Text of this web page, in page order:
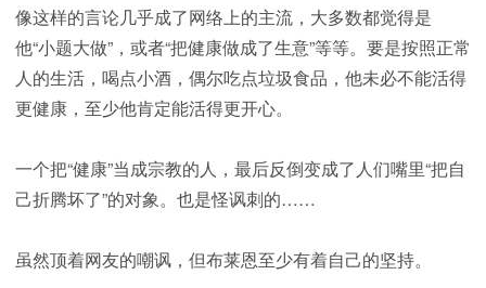
像这样的言论几乎成了网络上的主流，大多数都觉得是
他“小题大做”，或者“把健康做成了生意”等等。要是按照正常
人的生活，喝点小酒，偶尔吃点垃圾食品，他未必不能活得
更健康，至少他肯定能活得更开心。
一个把“健康”当成宗教的人，最后反倒变成了人们嘴里“把自
己折腾坏了”的对象。也是怪讽刺的……
虽然顶着网友的嘲讽，但布莱恩至少有着自己的坚持。